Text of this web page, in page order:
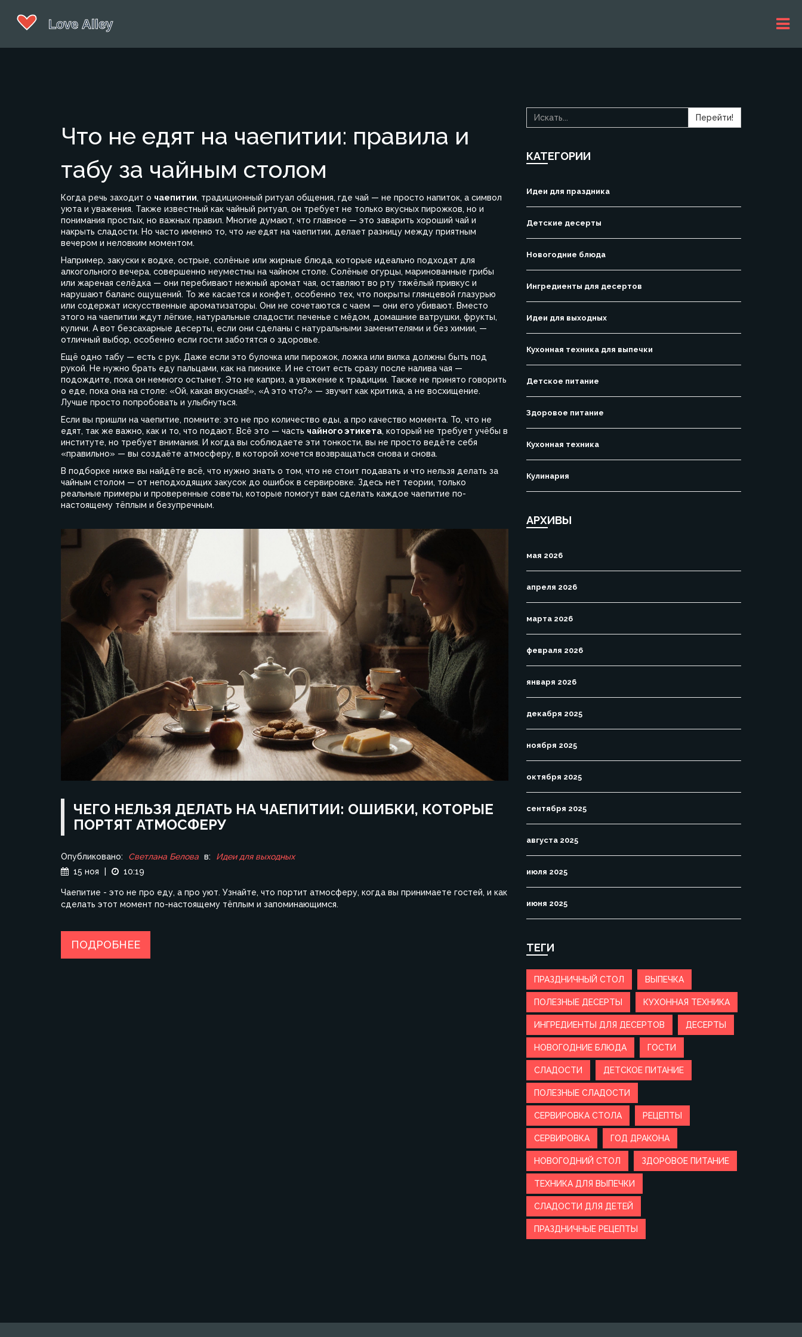
Что не едят на чаепитии: правила и
табу за чайным столом
Когда речь заходит о чаепитии, традиционный ритуал общения, где чай — не просто напиток, а символ
уюта и уважения. Также известный как чайный ритуал, он требует не только вкусных пирожков, но и
понимания простых, но важных правил. Многие думают, что главное — это заварить хороший чай и
накрыть сладости. Но часто именно то, что неедят на чаепитии, делает разницу между приятным
вечером и неловким моментом.
Например, закуски к водке, острые, солёные или жирные блюда, которые идеально подходят для
алкогольного вечера, совершенно неуместны на чайном столе. Солёные огурцы, маринованные грибы
или жареная селёдка — они перебивают нежный аромат чая, оставляют во рту тяжёлый привкус и
нарушают баланс ощущений. То же касается и конфет, особенно тех, что покрыты глянцевой глазурью
или содержат искусственные ароматизаторы. Они не сочетаются с чаем — они его убивают. Вместо
этого на чаепитии ждут лёгкие, натуральные сладости: печенье с мёдом, домашние ватрушки, фрукты,
куличи. А вот безсахарные десерты, если они сделаны с натуральными заменителями и без химии, —
отличный выбор, особенно если гости заботятся о здоровье.
Ещё одно табу — есть с рук. Даже если это булочка или пирожок, ложка или вилка должны быть под
рукой. Не нужно брать еду пальцами, как на пикнике. И не стоит есть сразу после налива чая —
подождите, пока он немного остынет. Это не каприз, а уважение к традиции. Также не принято говорить
о еде, пока она на столе: «Ой, какая вкусная!», «А это что?» — звучит как критика, а не восхищение.
Лучше просто попробовать и улыбнуться.
Если вы пришли на чаепитие, помните: это не про количество еды, а про качество момента. То, что не
едят, так же важно, как и то, что подают. Всё это — часть чайного этикета, который не требует учёбы в
институте, но требует внимания. И когда вы соблюдаете эти тонкости, вы не просто ведёте себя
«правильно» — вы создаёте атмосферу, в которой хочется возвращаться снова и снова.
В подборке ниже вы найдёте всё, что нужно знать о том, что не стоит подавать и что нельзя делать за
чайным столом — от неподходящих закусок до ошибок в сервировке. Здесь нет теории, только
реальные примеры и проверенные советы, которые помогут вам сделать каждое чаепитие по-
настоящему тёплым и безупречным.
ЧЕГО НЕЛЬЗЯ ДЕЛАТЬ НА ЧАЕПИТИИ: ОШИБКИ, КОТОРЫЕ
ПОРТЯТ АТМОСФЕРУ
Опубликовано: Светлана Белова в:
Идеи для выходных
15 ноя
10:19
Чаепитие - это не про еду, а про уют. Узнайте, что портит атмосферу, когда вы принимаете гостей, и как
сделать этот момент по-настоящему тёплым и запоминающимся.
ПОДРОБНЕЕ
Перейти!
КАТЕГОРИИ
Идеи для праздника
Детские десерты
Новогодние блюда
Ингредиенты для десертов
Идеи для выходных
Кухонная техника для выпечки
Детское питание
Здоровое питание
Кухонная техника
Кулинария
АРХИВЫ
мая 2026
апреля 2026
марта 2026
февраля 2026
января 2026
декабря 2025
ноября 2025
октября 2025
сентября 2025
августа 2025
июля 2025
июня 2025
ТЕГИ
ПРАЗДНИЧНЫЙ СТОЛ ВЫПЕЧКА
ПОЛЕЗНЫЕ ДЕСЕРТЫ КУХОННАЯ ТЕХНИКА
ИНГРЕДИЕНТЫ ДЛЯ ДЕСЕРТОВ ДЕСЕРТЫ
НОВОГОДНИЕ БЛЮДА ГОСТИ
СЛАДОСТИ ДЕТСКОЕ ПИТАНИЕ
ПОЛЕЗНЫЕ СЛАДОСТИ
СЕРВИРОВКА СТОЛА РЕЦЕПТЫ
СЕРВИРОВКА ГОД ДРАКОНА
НОВОГОДНИЙ СТОЛ ЗДОРОВОЕ ПИТАНИЕ
ТЕХНИКА ДЛЯ ВЫПЕЧКИ
СЛАДОСТИ ДЛЯ ДЕТЕЙ
ПРАЗДНИЧНЫЕ РЕЦЕПТЫ